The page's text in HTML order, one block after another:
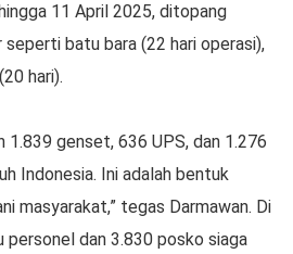
11 April 2025, ditopang
seperti batu bara (22 hari operasi),
hari).
1.839 genset, 636 UPS, dan 1.276
Indonesia. Ini adalah bentuk
masyarakat,” tegas Darmawan. Di
personel dan 3.830 posko siaga